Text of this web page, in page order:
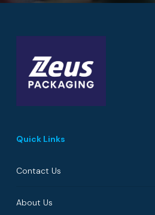
Quick Links
Contact Us
About Us